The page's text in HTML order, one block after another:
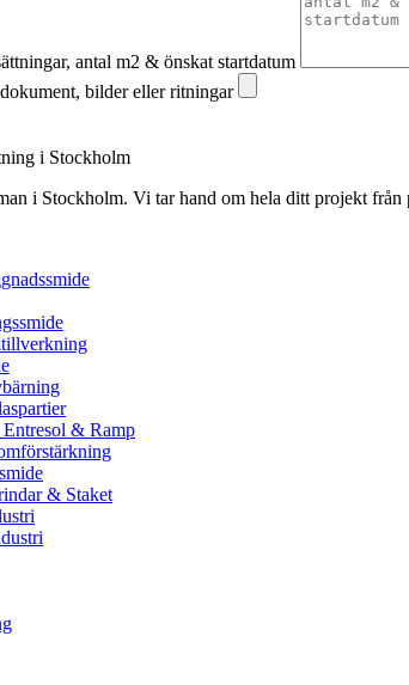
antal m2 & önskat startdatum
bilder eller ritningar
i Stockholm
i Stockholm. Vi tar hand om hela ditt projekt
& Ramp
& Staket